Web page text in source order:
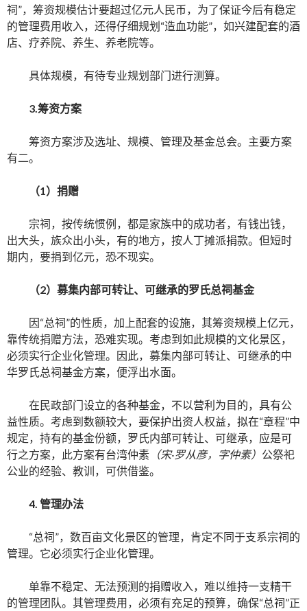
祠”，筹资规模估计要超过亿元人民币，为了保证今后有稳定
的管理费用收入，还得仔细规划“造血功能”，如兴建配套的酒
店、疗养院、养生、养老院等。
具体规模，有待专业规划部门进行测算。
3.筹资方案
筹资方案涉及选址、规模、管理及基金总会。主要方案
有二。
（1）捐赠
宗祠，按传统惯例，都是家族中的成功者，有钱出钱，
出大头，族众出小头，有的地方，按人丁摊派捐款。但短时
期内，要捐到亿元，恐不现实。
（2）募集内部可转让、可继承的罗氏总祠基金
因“总祠”的性质，加上配套的设施，其筹资规模上亿元，
靠传统捐赠方法，恐难实现。考虑到如此规模的文化景区，
必须实行企业化管理。因此，募集内部可转让、可继承的中
华罗氏总祠基金方案，便浮出水面。
在民政部门设立的各种基金，不以营利为目的，具有公
益性质。考虑到数额较大，要保护出资人权益，拟在“章程”中
规定，持有的基金份额，罗氏内部可转让、可继承，应是可
行之方案，此方案有台湾仲素 （宋·罗从彦，字仲素） 公祭祀
公业的经验、教训，可供借鉴。
4. 管理办法
“总祠”，数百亩文化景区的管理，肯定不同于支系宗祠的
管理。它必须实行企业化管理。
单靠不稳定、无法预测的捐赠收入，难以维持一支精干
的管理团队。其管理费用，必须有充足的预算，确保“总祠”正